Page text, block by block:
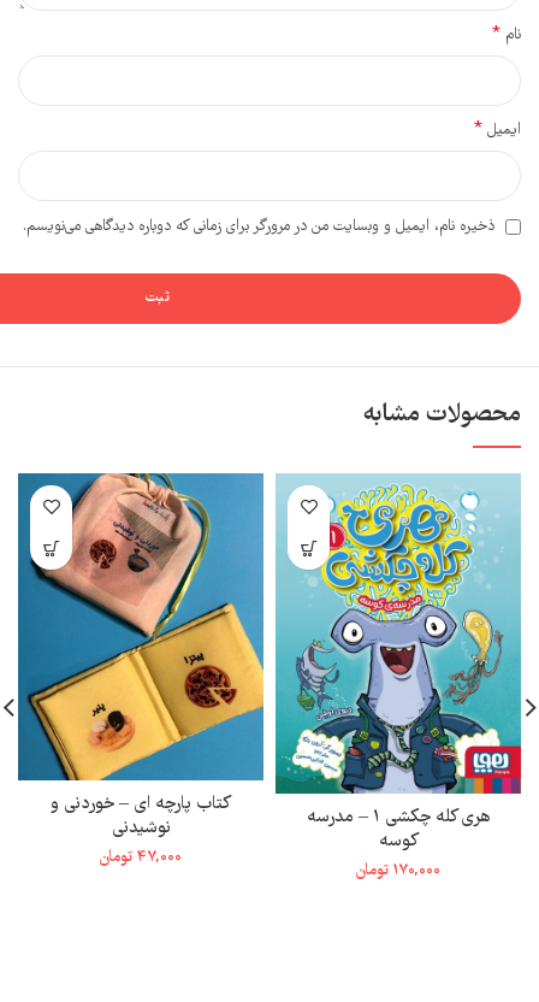
نام *
ایمیل *
ذخیره نام، ایمیل و وبسایت من در مرورگر برای زمانی که دوباره دیدگاهی می‌نویسم.
محصولات مشابه
هری کله چکشی 1 – مدرسه
کوسه
170,000 تومان
کتاب پارچه ای – خوردنی و
نوشیدنی
47,000 تومان